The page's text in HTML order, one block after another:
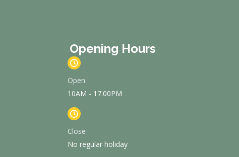
Opening Hours
Open
10AM - 17.00PM
Close
No regular holiday